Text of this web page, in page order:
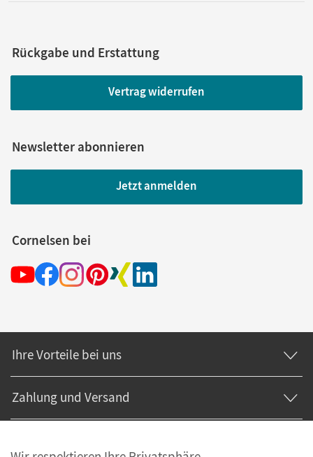
Rückgabe und Erstattung
Vertrag widerrufen
Newsletter abonnieren
Jetzt anmelden
Cornelsen bei
Ihre Vorteile bei uns
Zahlung und Versand